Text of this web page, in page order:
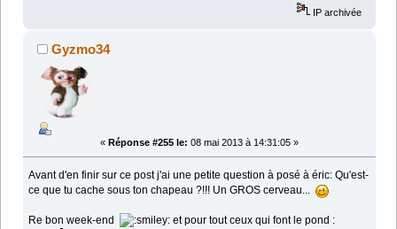
IP archivée
Gyzmo34
« Réponse #255 le: 08 mai 2013 à 14:31:05 »
Avant d'en finir sur ce post j'ai une petite question à posé à éric: Qu'est-
ce que tu cache sous ton chapeau ?!!! Un GROS cerveau...
Re bon week-end et pour tout ceux qui font le pond :